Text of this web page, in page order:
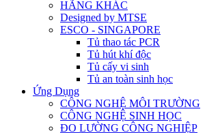
HÃNG KHÁC
Designed by MTSE
ESCO - SINGAPORE
Tủ thao tác PCR
Tủ hút khí độc
Tủ cấy vi sinh
Tủ an toàn sinh học
Ứng Dụng
CÔNG NGHỆ MÔI TRƯỜNG
CÔNG NGHỆ SINH HỌC
ĐO LƯỜNG CÔNG NGHIỆP